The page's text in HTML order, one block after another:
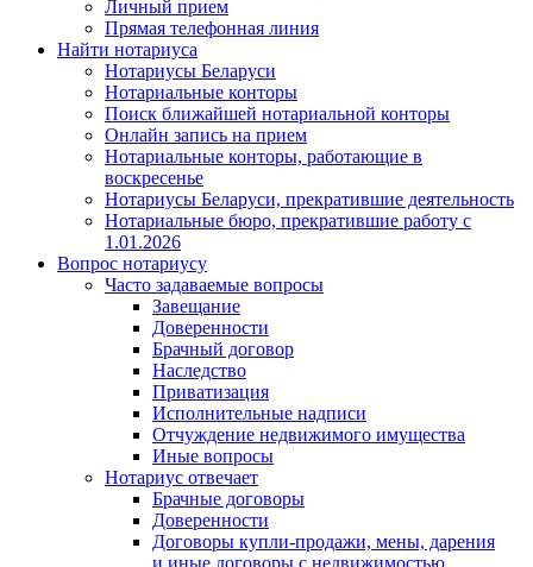
Личный прием
Прямая телефонная линия
Найти нотариуса
Нотариусы Беларуси
Нотариальные конторы
Поиск ближайшей нотариальной конторы
Онлайн запись на прием
Нотариальные конторы, работающие в
воскресенье
Нотариусы Беларуси, прекратившие деятельность
Нотариальные бюро, прекратившие работу с
1.01.2026
Вопрос нотариусу
Часто задаваемые вопросы
Завещание
Доверенности
Брачный договор
Наследство
Приватизация
Исполнительные надписи
Отчуждение недвижимого имущества
Иные вопросы
Нотариус отвечает
Брачные договоры
Доверенности
Договоры купли-продажи, мены, дарения
и иные договоры с недвижимостью